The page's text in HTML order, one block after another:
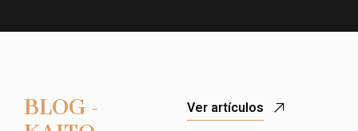
BLOG -
Ver artículos